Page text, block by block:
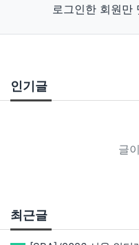
로그인한 회원만
인기글
글
최근글